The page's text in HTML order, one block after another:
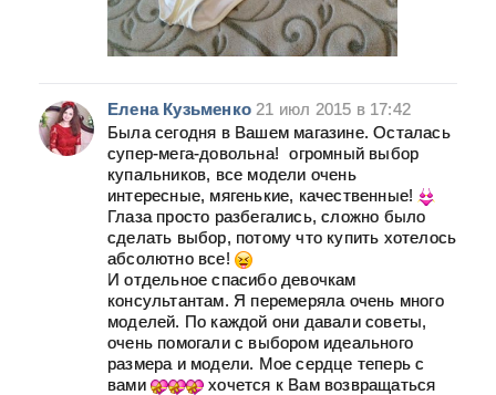
Елена Кузьменко 21 июл 2015 в 17:42
Была сегодня в Вашем магазине. Осталась
супер-мега-довольна! огромный выбор
купальников, все модели очень
интересные, мягенькие, качественные!
Глаза просто разбегались, сложно было
сделать выбор, потому что купить хотелось
абсолютно все!
И отдельное спасибо девочкам
консультантам. Я перемеряла очень много
моделей. По каждой они давали советы,
очень помогали с выбором идеального
размера и модели. Мое сердце теперь с
вами
хочется к Вам возвращаться